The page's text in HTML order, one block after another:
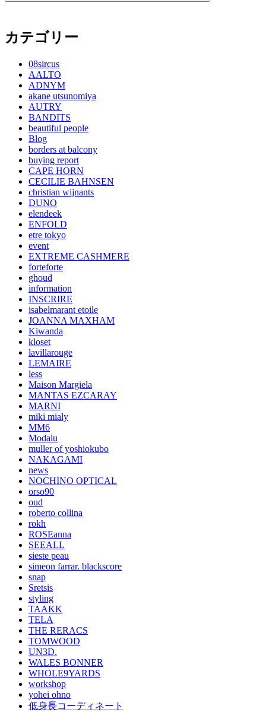
カテゴリー
08sircus
AALTO
ADNYM
akane utsunomiya
AUTRY
BANDITS
beautiful people
Blog
borders at balcony
buying report
CAPE HORN
CECILIE BAHNSEN
christian wijnants
DUNO
elendeek
ENFOLD
etre tokyo
event
EXTREME CASHMERE
forteforte
ghoud
information
INSCRIRE
isabelmarant etoile
JOANNA MAXHAM
Kiwanda
kloset
lavillarouge
LEMAIRE
less
Maison Margiela
MANTAS EZCARAY
MARNI
miki mialy
MM6
Modalu
muller of yoshiokubo
NAKAGAMI
news
NOCHINO OPTICAL
orso90
oud
roberto collina
rokh
ROSEanna
SEEALL
sieste peau
simeon farrar. blackscore
snap
Sretsis
styling
TAAKK
TELA
THE RERACS
TOMWOOD
UN3D.
WALES BONNER
WHOLE9YARDS
workshop
yohei ohno
低身長コーディネート